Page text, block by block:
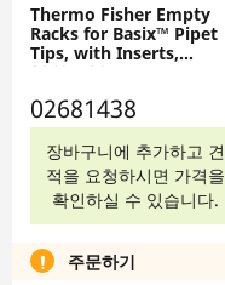
Thermo Fisher Empty
Racks for Basix™ Pipet
Tips, with Inserts,
02681438
02681438
장바구니에 추가하고 견
적을 요청하시면 가격을
확인하실 수 있습니다.
주문하기